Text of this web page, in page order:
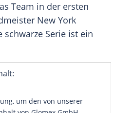
Team in der ersten
New York
schwarze Serie ist ein
um den von unserer